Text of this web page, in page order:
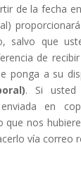
de la fecha
salvo que
de
ponga a su
. Si usted
en
que nos
vía correo